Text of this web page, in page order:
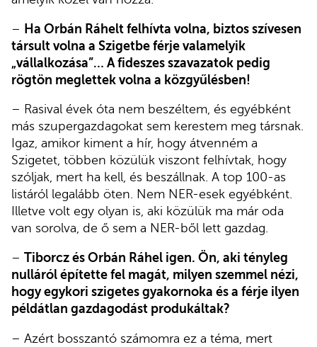
– Ha Orbán Ráhelt felhívta volna, biztos szívesen
társult volna a Szigetbe férje valamelyik
„vállalkozása”… A fideszes szavazatok pedig
rögtön meglettek volna a közgyűlésben!
– Rasival évek óta nem beszéltem, és egyébként
más szupergazdagokat sem kerestem meg társnak.
Igaz, amikor kiment a hír, hogy átvenném a
Szigetet, többen közülük viszont felhívtak, hogy
szóljak, mert ha kell, és beszállnak. A top 100-as
listáról legalább öten. Nem NER-esek egyébként.
Illetve volt egy olyan is, aki közülük ma már oda
van sorolva, de ő sem a NER-ből lett gazdag.
– Tiborcz és Orbán Ráhel igen. Ön, aki tényleg
nulláról építette fel magát, milyen szemmel nézi,
hogy egykori szigetes gyakornoka és a férje ilyen
példátlan gazdagodást produkáltak?
– Azért bosszantó számomra ez a téma, mert